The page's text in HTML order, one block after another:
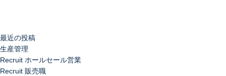
最近の投稿
生産管理
Recruit ホールセール営業
Recruit 販売職